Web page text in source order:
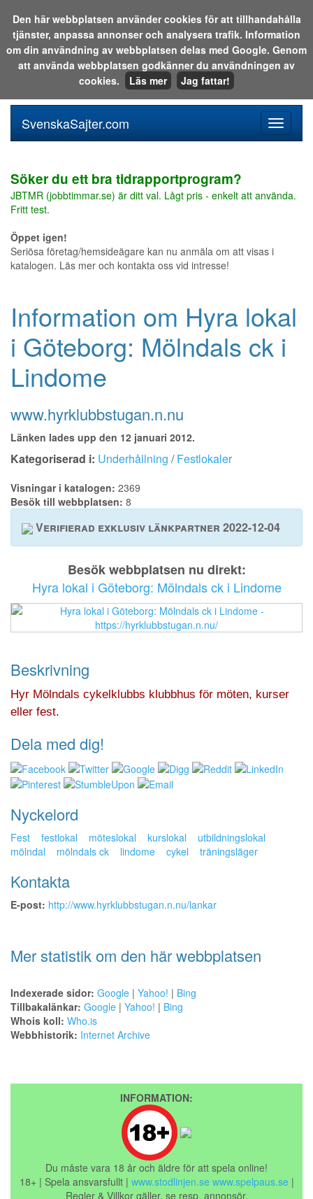
Sök i katalogen eller på webben:
meny
SvenskaSajter.com
Söker du ett bra tidrapportprogram?
JBTMR (jobbtimmar.se) är ditt val. Lågt pris - enkelt att använda.
Fritt test.
Öppet igen!
Seriösa företag/hemsideägare kan nu anmäla om att visas i
katalogen. Läs mer och kontakta oss vid intresse!
Information om Hyra lokal
i Göteborg: Mölndals ck i
Lindome
www.hyrklubbstugan.n.nu
Länken lades upp den 12 januari 2012.
Kategoriserad i: Underhållning /Festlokaler
Visningar i katalogen: 2369
Besök till webbplatsen: 8
Verifierad exklusiv länkpartner 2022-12-04
Besök webbplatsen nu direkt:
Hyra lokal i Göteborg: Mölndals ck i Lindome
Beskrivning
Hyr Mölndals cykelklubbs klubbhus för möten, kurser
eller fest.
Dela med dig!
Nyckelord
Fest festlokal möteslokal kurslokal
utbildningslokal
mölndal
mölndals ck lindome cykel träningsläger
Kontakta
E-post: http://www.hyrklubbstugan.n.nu/lankar
Mer statistik om den här webbplatsen
Indexerade sidor: Google | Yahoo! | Bing
Tillbakalänkar: Google | Yahoo! | Bing
Whois koll: Who.is
Webbhistorik: Internet Archive
INFORMATION:
Du måste vara 18 år och äldre för att spela online!
18+ | Spela ansvarsfullt | www.stodlinjen.se www.spelpaus.se |
Regler & Villkor gäller, se resp. annonsör.
Den här webbplatsen använder cookies för att tillhandahålla
tjänster, anpassa annonser och analysera trafik. Information
om din användning av webbplatsen delas med Google. Genom
att använda webbplatsen godkänner du användningen av
cookies.
Läs mer Jag fattar!